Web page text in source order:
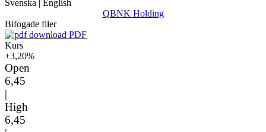
Svenska | English
QBNK Holding
Bifogade filer
PDF
Kurs
+3,20%
Open
6,45
|
High
6,45